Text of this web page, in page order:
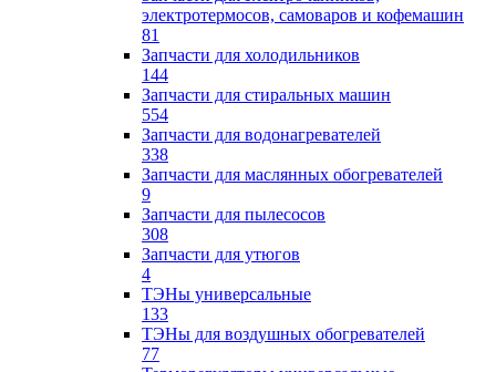
электротермосов, самоваров и кофемашин
81
Запчасти для холодильников
144
Запчасти для стиральных машин
554
Запчасти для водонагревателей
338
Запчасти для маслянных обогревателей
9
Запчасти для пылесосов
308
Запчасти для утюгов
4
ТЭНы универсальные
133
ТЭНы для воздушных обогревателей
77